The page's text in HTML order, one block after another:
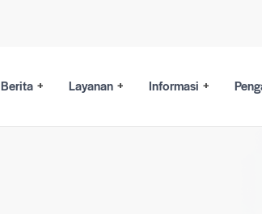
Berita Layanan Informasi